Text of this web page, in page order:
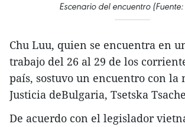
Escenario del encuentro
Chu Luu, quien se encuentra en
trabajo del 26 al 29 de los
país, sostuvo un encuentro con la
Justicia deBulgaria, Tsetska
De acuerdo con el legislador